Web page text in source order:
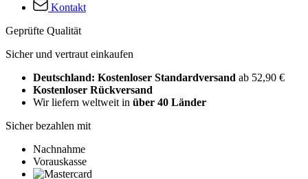
Kontakt
Geprüfte Qualität
Sicher und vertraut einkaufen
Deutschland: Kostenloser Standardversand ab 52,90 €
Kostenloser Rückversand
Wir liefern weltweit in über 40 Länder
Sicher bezahlen mit
Nachnahme
Vorauskasse